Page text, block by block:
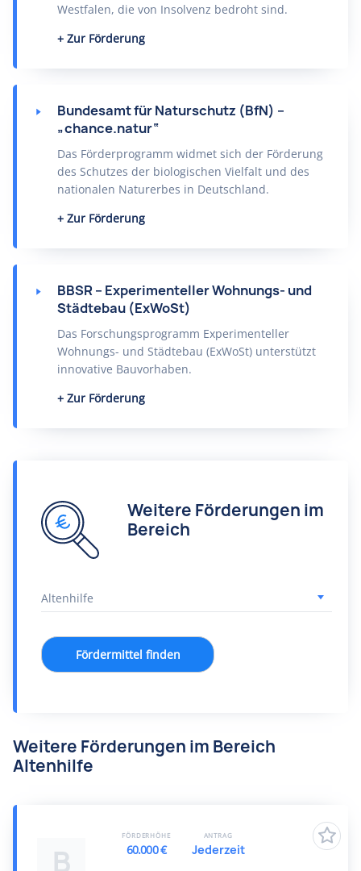
Westfalen, die von Insolvenz bedroht sind.
Zur Förderung
Bundesamt für Naturschutz (BfN) –
„chance.natur“
Das Förderprogramm widmet sich der Förderung
des Schutzes der biologischen Vielfalt und des
nationalen Naturerbes in Deutschland.
Zur Förderung
BBSR – Experimenteller Wohnungs- und
Städtebau (ExWoSt)
Das Forschungsprogramm Experimenteller
Wohnungs- und Städtebau (ExWoSt) unterstützt
innovative Bauvorhaben.
Zur Förderung
Weitere Förderungen im
Bereich
Fördermittel finden
Weitere Förderungen im Bereich
Altenhilfe
B
FÖRDERHÖHE
60.000 €
ANTRAG
Jederzeit